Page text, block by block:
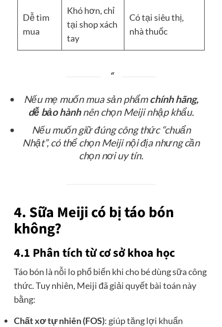
Dễ tìm
mua
Khó hơn, chỉ
tại shop xách
tay
Có tại siêu thị,
nhà thuốc
Nếu mẹ muốn mua sản phẩmchính hãng,
dễ bảo hànhnên chọn Meiji nhập khẩu.
Nếu muốn giữ đúng công thức “chuẩn
Nhật”, có thể chọn Meiji nội địa nhưng cần
chọn nơi uy tín.
4. Sữa Meiji có bị táo bón
không?
4.1 Phân tích từ cơ sở khoa học
Táo bón là nỗi lo phổ biến khi cho bé dùng sữa công
thức. Tuy nhiên, Meiji đã giải quyết bài toán này
bằng:
Chất xơ tự nhiên (FOS): giúp tăng lợi khuẩn